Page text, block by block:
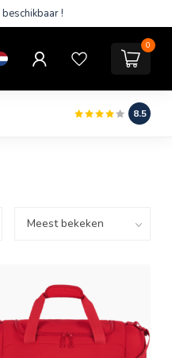
beschikbaar !
0
8.5